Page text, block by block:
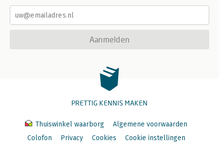
Aanmelden
PRETTIG KENNIS MAKEN
Thuiswinkel waarborg
Algemene voorwaarden
Colofon
Privacy Cookies Cookie instellingen